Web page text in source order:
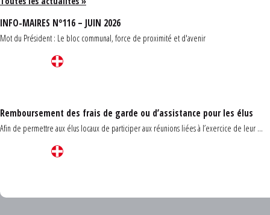
INFO-MAIRES N°116 – JUIN 2026
Mot du Président : Le bloc communal, force de proximité et d'avenir
Remboursement des frais de garde ou d’assistance pour les élus
Afin de permettre aux élus locaux de participer aux réunions liées à l’exercice de leur ...